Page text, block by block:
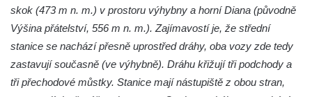
skok (473 m n. m.) v prostoru výhybny a horní Diana (původně
Výšina přátelství, 556 m n. m.). Zajímavostí je, že střední
stanice se nachází přesně uprostřed dráhy, oba vozy zde tedy
zastavují současně (ve výhybně). Dráhu křižují tři podchody a
tři přechodové můstky. Stanice mají nástupiště z obou stran,